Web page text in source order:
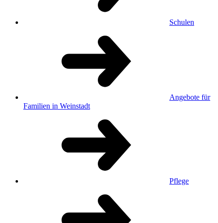
Schulen
Angebote für
Familien in Weinstadt
Pflege